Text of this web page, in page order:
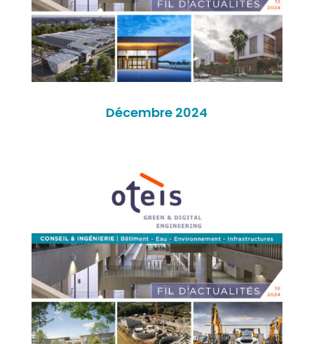
Décembre 2024